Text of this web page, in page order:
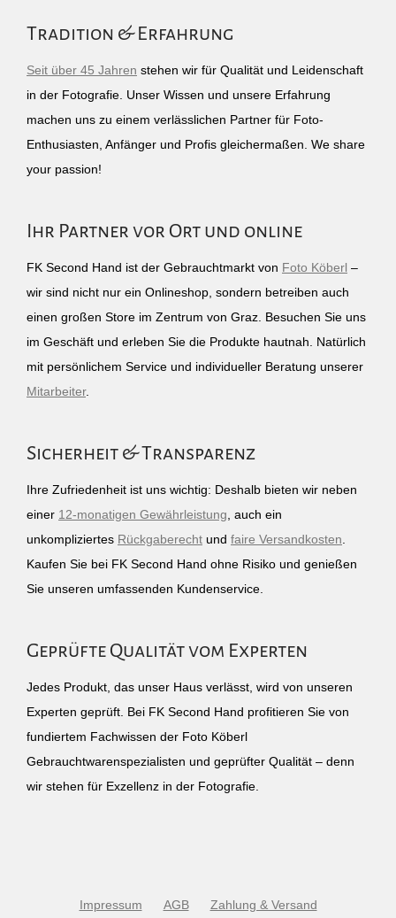
Tradition & Erfahrung
Seit über 45 Jahren stehen wir für Qualität und Leidenschaft
in der Fotografie. Unser Wissen und unsere Erfahrung
machen uns zu einem verlässlichen Partner für Foto-
Enthusiasten, Anfänger und Profis gleichermaßen. We share
your passion!
Ihr Partner vor Ort und online
FK Second Hand ist der Gebrauchtmarkt von Foto Köberl –
wir sind nicht nur ein Onlineshop, sondern betreiben auch
einen großen Store im Zentrum von Graz. Besuchen Sie uns
im Geschäft und erleben Sie die Produkte hautnah. Natürlich
mit persönlichem Service und individueller Beratung unserer
Mitarbeiter.
Sicherheit & Transparenz
Ihre Zufriedenheit ist uns wichtig: Deshalb bieten wir neben
einer 12-monatigen Gewährleistung , auch ein
unkompliziertes Rückgaberecht und faire Versandkosten
Kaufen Sie bei FK Second Hand ohne Risiko und genießen
Sie unseren umfassenden Kundenservice.
Geprüfte Qualität vom Experten
Jedes Produkt, das unser Haus verlässt, wird von unseren
Experten geprüft. Bei FK Second Hand profitieren Sie von
fundiertem Fachwissen der Foto Köberl
Gebrauchtwarenspezialisten und geprüfter Qualität – denn
wir stehen für Exzellenz in der Fotografie.
Impressum AGB Zahlung & Versand